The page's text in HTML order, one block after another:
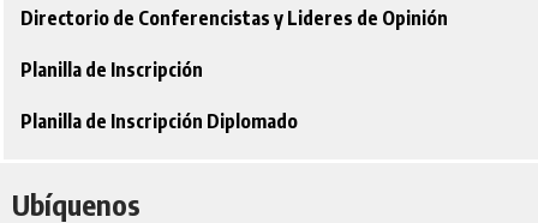
Directorio de Conferencistas y Lideres de Opinión
Planilla de Inscripción
Planilla de Inscripción Diplomado
Ubíquenos